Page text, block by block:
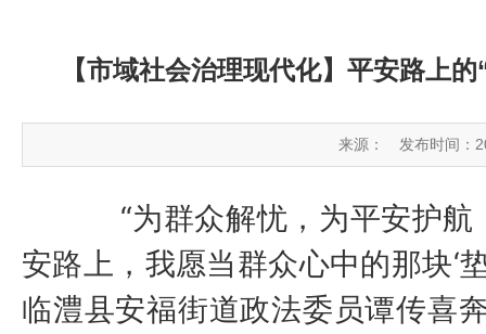
【市域社会治理现代化】平安路上
来源： 发布时间：
“为群众解忧，为平安护航
安路上，我愿当群众心中的那块‘
临澧县安福街道政法委员谭传喜